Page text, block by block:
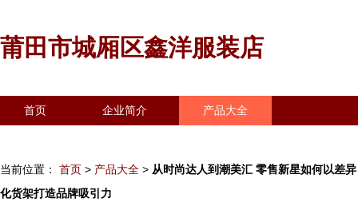
莆田市城厢区鑫洋服装店
首页 企业简介 产品大全
当前位置： 首页 > 产品大全 > 从时尚达人到潮美汇 零售新星如何以差异
化货架打造品牌吸引力